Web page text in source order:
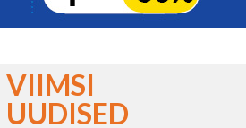
VIIMSI
UUDISED